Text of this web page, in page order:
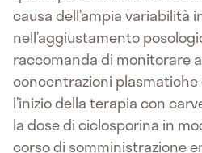
causa dell’ampia variabilità
nell’aggiustamento
raccomanda di monitorare
concentrazioni
l’inizio della terapia con
la dose di ciclosporina in
corso di somministrazione